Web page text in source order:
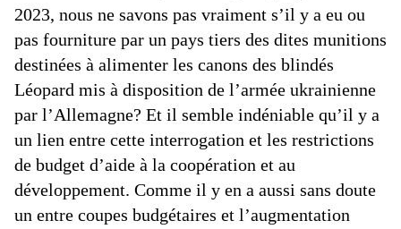
2023, nous ne savons pas vraiment s’il y a eu ou
pas fourniture par un pays tiers des dites munitions
destinées à alimenter les canons des blindés
Léopard mis à disposition de l’armée ukrainienne
par l’Allemagne? Et il semble indéniable qu’il y a
un lien entre cette interrogation et les restrictions
de budget d’aide à la coopération et au
développement. Comme il y en a aussi sans doute
un entre coupes budgétaires et l’augmentation